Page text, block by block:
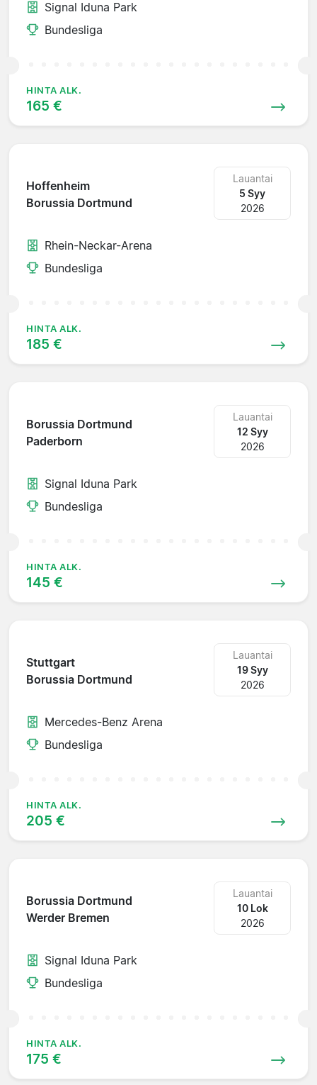
Signal Iduna Park
Bundesliga
HINTA ALK.
165 €
Hoffenheim
Borussia Dortmund
Lauantai
5 Syy
2026
Rhein-Neckar-Arena
Bundesliga
HINTA ALK.
185 €
Borussia Dortmund
Paderborn
Lauantai
12 Syy
2026
Signal Iduna Park
Bundesliga
HINTA ALK.
145 €
Stuttgart
Borussia Dortmund
Lauantai
19 Syy
2026
Mercedes-Benz Arena
Bundesliga
HINTA ALK.
205 €
Borussia Dortmund
Werder Bremen
Lauantai
10 Lok
2026
Signal Iduna Park
Bundesliga
HINTA ALK.
175 €